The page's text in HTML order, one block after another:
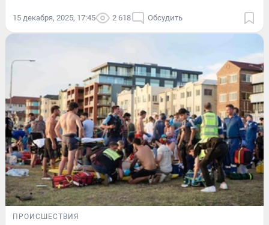
15 декабря, 2025, 17:45 2 618 Обсудить
ПРОИСШЕСТВИЯ